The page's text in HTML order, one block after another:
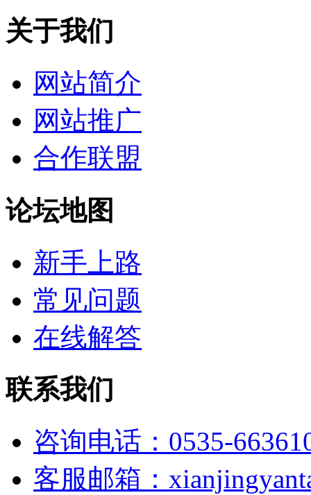
关于我们
网站简介
网站推广
合作联盟
论坛地图
新手上路
常见问题
在线解答
联系我们
咨询电话：0535-
客服邮箱：